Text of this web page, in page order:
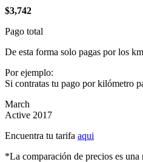
$3,742
Pago total
De esta forma solo pagas por los
Por ejemplo:
Si contratas tu pago por kilómetro
March
Active 2017
Encuentra tu tarifa aqui
*La comparación de precios es una